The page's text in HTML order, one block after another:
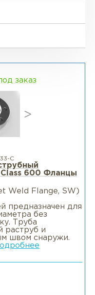
заказ
С
Class 600 Фланцы
Weld Flange, SW)
предназначен для
без
Труба
раструб и
швом снаружи.